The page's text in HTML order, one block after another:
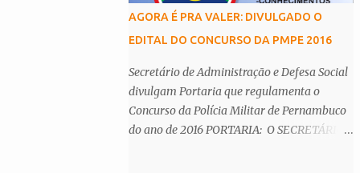
determinação é
AGORA É PRA VALER: DIVULGADO O
EDITAL DO CONCURSO DA PMPE 2016
Secretário de Administração e Defesa Social
divulgam Portaria que regulamenta o
Concurso da Polícia Militar de Pernambuco
do ano de 2016 PORTARIA: O SECRETÁRIO